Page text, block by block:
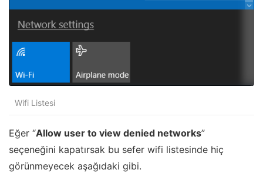
Wifi Listesi
Eğer “Allow user to view denied networks”
seçeneğini kapatırsak bu sefer wifi listesinde hiç
görünmeyecek aşağıdaki gibi.